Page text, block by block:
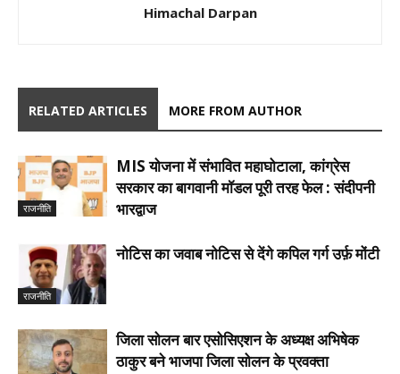
Himachal Darpan
RELATED ARTICLES MORE FROM AUTHOR
राजनीति
MIS योजना में संभावित महाघोटाला, कांग्रेस
सरकार का बागवानी मॉडल पूरी तरह फेल : संदीपनी
भारद्वाज
राजनीति
नोटिस का जवाब नोटिस से देंगे कपिल गर्ग उर्फ़ मोंटी
जिला सोलन बार एसोसिएशन के अध्यक्ष अभिषेक
ठाकुर बने भाजपा जिला सोलन के प्रवक्ता